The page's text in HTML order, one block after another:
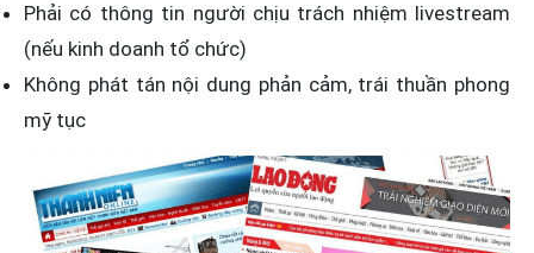
Phải có thông tin người chịu trách nhiệm livestream
(nếu kinh doanh tổ chức)
Không phát tán nội dung phản cảm, trái thuần phong
mỹ tục